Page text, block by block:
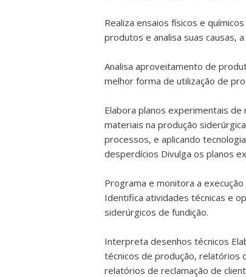
Realiza ensaios físicos e
produtos e analisa suas causas,
Analisa aproveitamento de
melhor forma de utilização de
Elabora planos experimentais
materiais na produção
processos, e aplicando
desperdícios Divulga os planos
Programa e monitora a
Identifica atividades técnicas e
siderúrgicos de fundição.
Interpreta desenhos técnicos
técnicos de produção, relatórios
relatórios de reclamação de